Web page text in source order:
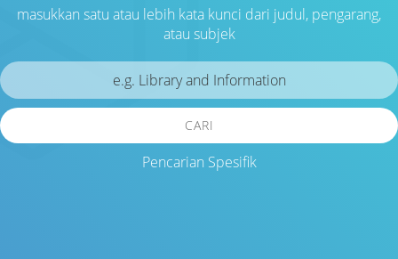
masukkan satu atau lebih kata kunci dari judul, pengarang,
atau subjek
CARI
Pencarian Spesifik